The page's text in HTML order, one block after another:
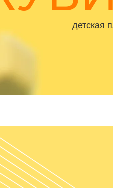
детская